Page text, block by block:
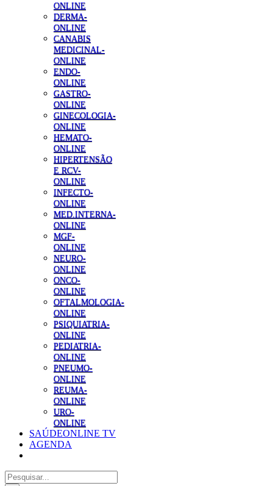
ONLINE
DERMA-
ONLINE
CANABIS
MEDICINAL-
ONLINE
ENDO-
ONLINE
GASTRO-
ONLINE
GINECOLOGIA-
ONLINE
HEMATO-
ONLINE
HIPERTENSÃO
E RCV-
ONLINE
INFECTO-
ONLINE
MED.INTERNA-
ONLINE
MGF-
ONLINE
NEURO-
ONLINE
ONCO-
ONLINE
OFTALMOLOGIA-
ONLINE
PSIQUIATRIA-
ONLINE
PEDIATRIA-
ONLINE
PNEUMO-
ONLINE
REUMA-
ONLINE
URO-
ONLINE
SAÚDEONLINE TV
AGENDA
Pesquisar